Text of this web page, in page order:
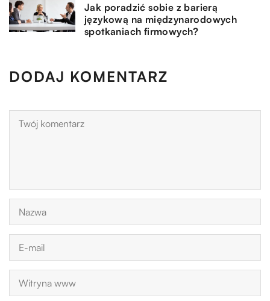
Jak poradzić sobie z barierą
językową na międzynarodowych
spotkaniach firmowych?
DODAJ KOMENTARZ